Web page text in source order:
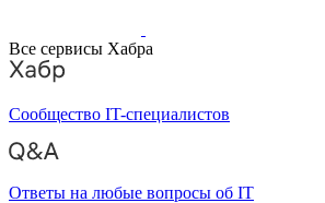
Все сервисы Хабра
Сообщество IT-специалистов
Ответы на любые вопросы об IT